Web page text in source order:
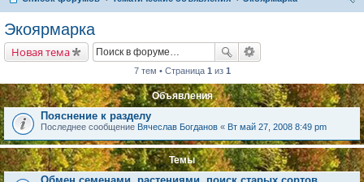
Экоярмарка
Новая тема
7 тем • Страница 1 из 1
Объявления
Пояснение к разделу
Последнее сообщение Вячеслав Богданов « Вт май 27, 2008 8:49 pm
Темы